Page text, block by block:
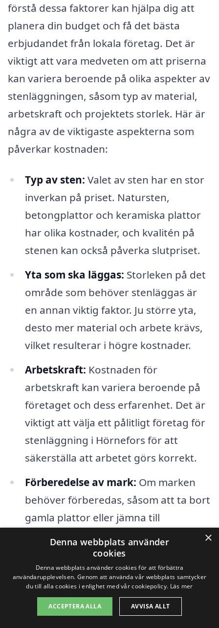
förstå dessa faktorer kan hjälpa dig att
planera din budget och få det bästa
erbjudandet från lokala företag. Det är
viktigt att vara medveten om att priserna
kan variera beroende på olika aspekter av
stenläggningen, såsom typ av material,
arbetskraft och projektets storlek. Här är
några av de viktigaste aspekterna som
påverkar kostnaden:
Typ av sten: Valet av sten har en stor
inverkan på priset. Natursten,
betongplattor och keramiska plattor
har olika kostnader, och kvalitén på
stenen kan också påverka slutpriset.
Yta som ska läggas: Storleken på det
område som behöver stenläggas är
en annan viktig faktor. Ju större yta,
desto mer material och arbete krävs,
vilket resulterar i högre kostnader.
Arbetskraft: Kostnaden för
arbetskraft kan variera beroende på
företaget och dess erfarenhet. Det är
viktigt att välja ett pålitligt företag för
stenläggning i Hörnefors för att
säkerställa att arbetet görs korrekt.
Förberedelse av mark: Om marken
behöver förberedas, såsom att ta bort
gamla plattor eller jämna till
underlaget, kan detta öka den totala
kostnaden för projektet.
Tillgång och logistik:Lättnad på
tillgången till platsen där jobbet ska
utföras kan påverka
×
Denna webbplats använder
cookies
Denna webbplats använder cookies för att förbättra
användarupplevelsen. Genom att använda vår webbplats samtycker
du till alla cookies i enlighet med vår cookiepolicy. Läs mer
ACCEPTERA ALLA AVVISA ALLT